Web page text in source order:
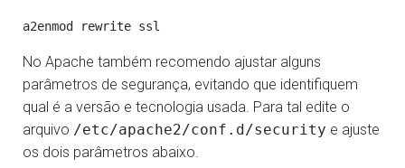
No Apache também recomendo ajustar alguns
parâmetros de segurança, evitando que identifiquem
qual é a versão e tecnologia usada. Para tal edite o
arquivo /etc/apache2/conf.d/security e ajuste
os dois parâmetros abaixo.